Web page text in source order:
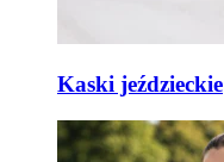
Kaski jeździeckie